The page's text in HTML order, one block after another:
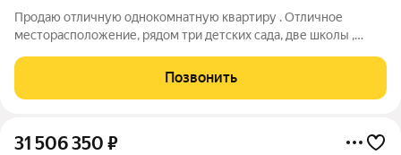
Продаю отличную однокомнатную квартиру . Отличное
месторасположение, рядом три детских сада, две школы ,
туристическая инфраструктура. До моря 15 минут , до
остановки общественного транспорта 10
Позвонить
31 506 350 ₽